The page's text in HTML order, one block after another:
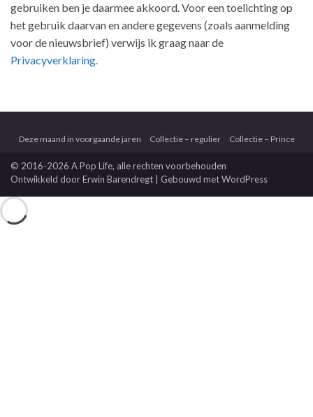
gebruiken ben je daarmee akkoord. Voor een toelichting op
het gebruik daarvan en andere gegevens (zoals aanmelding
voor de nieuwsbrief) verwijs ik graag naar de
Privacyverklaring.
Deze maand in voorgaande jaren Collectie – regulier Collectie – Prince
© 2016-2026 A Pop Life, alle rechten voorbehouden
Ontwikkeld doorErwin Barendregt | Gebouwd metWordPress